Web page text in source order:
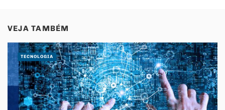
VEJA TAMBÉM
TECNOLOGIA